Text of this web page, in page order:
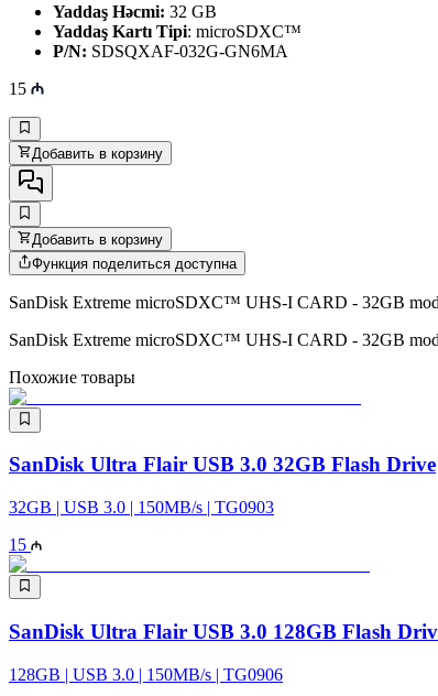
Yaddaş Həcmi: 32 GB
Yaddaş Kartı Tipi: microSDXC™
P/N: SDSQXAF-032G-GN6MA
15
Добавить в корзину
Добавить в корзину
Функция поделиться доступна
SanDisk Extreme microSDXC™ UHS-I CARD - 32GB
SanDisk Extreme microSDXC™ UHS-I CARD - 32GB
Похожие товары
SanDisk Ultra Flair USB 3.0 32GB Flash Drive
32GB | USB 3.0 | 150MB/s | TG0903
15
SanDisk Ultra Flair USB 3.0 128GB Flash
128GB | USB 3.0 | 150MB/s | TG0906